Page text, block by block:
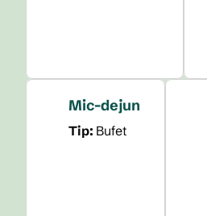
Mic-dejun
Tip: Bufet